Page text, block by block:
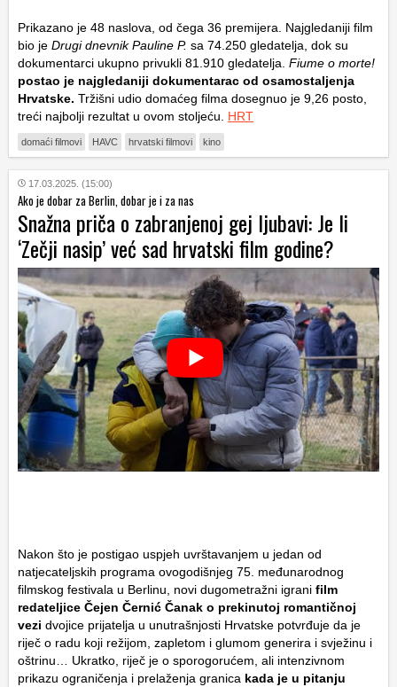
Prikazano je 48 naslova, od čega 36 premijera. Najgledaniji film
bio je Drugi dnevnik Pauline P. sa 74.250 gledatelja, dok su
dokumentarci ukupno privukli 81.910 gledatelja. Fiume o morte!
postao je najgledaniji dokumentarac od osamostaljenja
Hrvatske. Tržišni udio domaćeg filma dosegnuo je 9,26 posto,
treći najbolji rezultat u ovom stoljeću. HRT
domaći filmovi HAVC hrvatski filmovi kino
17.03.2025. (15:00)
Ako je dobar za Berlin, dobar je i za nas
Snažna priča o zabranjenoj gej ljubavi: Je li
‘Zečji nasip’ već sad hrvatski film godine?
Nakon što je postigao uspjeh uvrštavanjem u jedan od
natjecateljskih programa ovogodišnjeg 75. međunarodnog
filmskog festivala u Berlinu, novi dugometražni igrani film
redateljice Čejen Černić Čanak o prekinutoj romantičnoj
vezi dvojice prijatelja u unutrašnjosti Hrvatske potvrđuje da je
riječ o radu koji režijom, zapletom i glumom generira i svježinu i
oštrinu… Ukratko, riječ je o sporogorućem, ali intenzivnom
prikazu ograničenja i prelaženja granica kada je u pitanju